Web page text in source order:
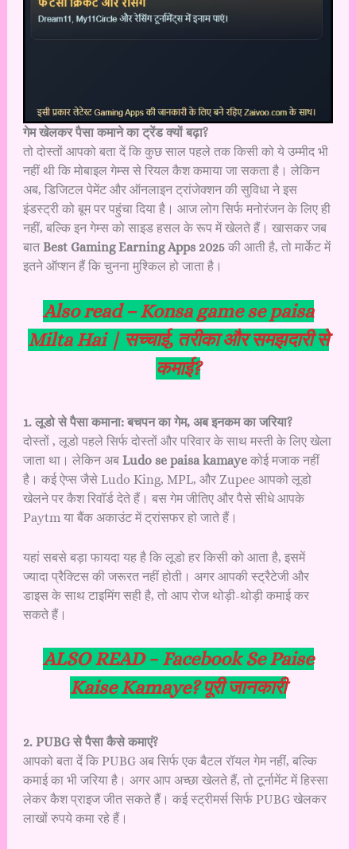
गेम खेलकर पैसा कमाने का ट्रेंड क्यों बढ़ा?
तो दोस्तों आपको बता दें कि कुछ साल पहले तक किसी को ये उम्मीद भी
नहीं थी कि मोबाइल गेम्स से रियल कैश कमाया जा सकता है। लेकिन
अब, डिजिटल पेमेंट और ऑनलाइन ट्रांजेक्शन की सुविधा ने इस
इंडस्ट्री को बूम पर पहुंचा दिया है। आज लोग सिर्फ मनोरंजन के लिए ही
नहीं, बल्कि इन गेम्स को साइड हसल के रूप में खेलते हैं। खासकर जब
बात Best Gaming Earning Apps 2025की आती है, तो मार्केट में
इतने ऑप्शन हैं कि चुनना मुश्किल हो जाता है।
Also read –Konsa game se paisa
Milta Hai | सच्चाई, तरीका और समझदारी से
कमाई?
1. लूडो से पैसा कमाना: बचपन का गेम, अब इनकम का जरिया?
दोस्तों , लूडो पहले सिर्फ दोस्तों और परिवार के साथ मस्ती के लिए खेला
जाता था। लेकिन अब Ludo se paisa kamayeकोई मजाक नहीं
है। कई ऐप्स जैसे Ludo King, MPL, और Zupee आपको लूडो
खेलने पर कैश रिवॉर्ड देते हैं। बस गेम जीतिए और पैसे सीधे आपके
Paytm या बैंक अकाउंट में ट्रांसफर हो जाते हैं।
यहां सबसे बड़ा फायदा यह है कि लूडो हर किसी को आता है, इसमें
ज्यादा प्रैक्टिस की जरूरत नहीं होती। अगर आपकी स्ट्रैटेजी और
डाइस के साथ टाइमिंग सही है, तो आप रोज थोड़ी-थोड़ी कमाई कर
सकते हैं।
ALSO READ – Facebook Se Paise
Kaise Kamaye? पूरी जानकारी
2. PUBG से पैसा कैसे कमाएं?
आपको बता दें कि PUBG अब सिर्फ एक बैटल रॉयल गेम नहीं, बल्कि
कमाई का भी जरिया है। अगर आप अच्छा खेलते हैं, तो टूर्नामेंट में हिस्सा
लेकर कैश प्राइज जीत सकते हैं। कई स्ट्रीमर्स सिर्फ PUBG खेलकर
लाखों रुपये कमा रहे हैं।